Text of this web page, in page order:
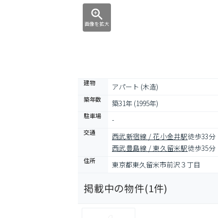
画像を拡大
建物 アパート (木造)
築年数 築31年 (1995年)
駐車場 -
交通 西武新宿線 / 花小金井駅徒歩33分
西武豊島線 / 東久留米駅徒歩35分
住所 東京都東久留米市前沢３丁目
掲載中の物件(1件)